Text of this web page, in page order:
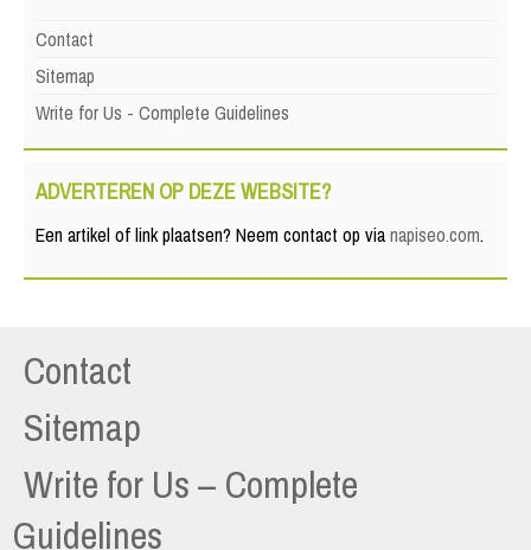
Contact
Sitemap
Write for Us - Complete Guidelines
ADVERTEREN OP DEZE WEBSITE?
Een artikel of link plaatsen? Neem contact op vianapiseo.com.
Contact
Sitemap
Write for Us – Complete
Guidelines